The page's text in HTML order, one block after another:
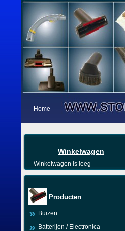
Home
Winkelwagen
Winkelwagen is leeg
Producten
Buizen
Batterijen / Electronica